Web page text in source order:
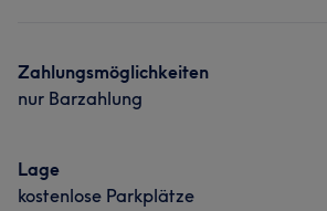
Zahlungsmöglichkeiten
nur Barzahlung
Lage
kostenlose Parkplätze